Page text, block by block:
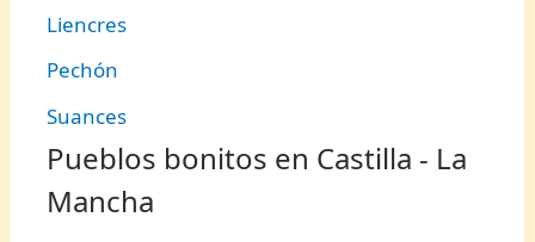
Liencres
Pechón
Suances
Pueblos bonitos en Castilla - La
Mancha